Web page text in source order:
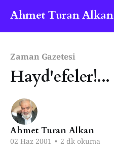
Ahmet Turan Alkan
Zaman Gazetesi
Hayd'efeler!...
Ahmet Turan Alkan
02 Haz 2001 • 2 dk okuma